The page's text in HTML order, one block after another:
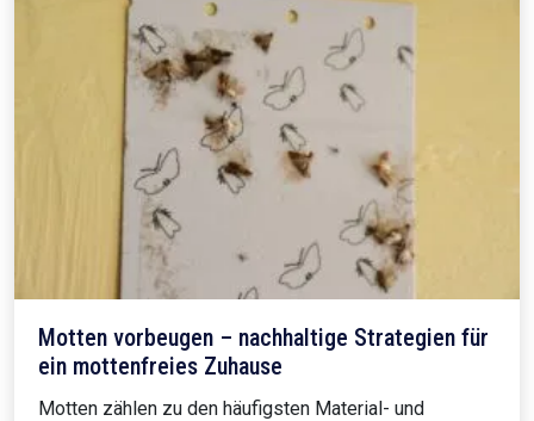
Motten vorbeugen – nachhaltige Strategien für
ein mottenfreies Zuhause
Motten zählen zu den häufigsten Material- und